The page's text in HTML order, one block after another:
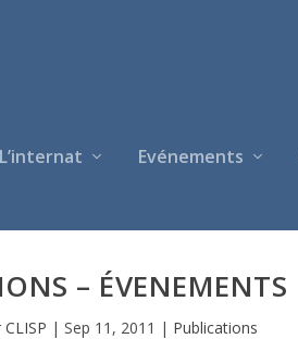
L’internat Evénements
– ÉVENEMENTS
CLISP |Sep 11, 2011 | Publications